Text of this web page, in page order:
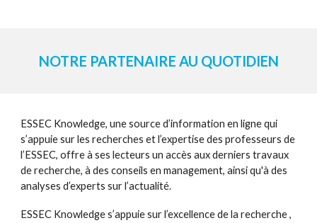
NOTRE PARTENAIRE AU QUOTIDIEN
ESSEC Knowledge, une source d’information en ligne qui
s’appuie sur les recherches et l’expertise des professeurs de
l’ESSEC, offre à ses lecteurs un accès aux derniers travaux
de recherche, à des conseils en management, ainsi qu'à des
analyses d’experts sur l’actualité.
ESSEC Knowledge s’appuie sur l’excellence de la recherche ,